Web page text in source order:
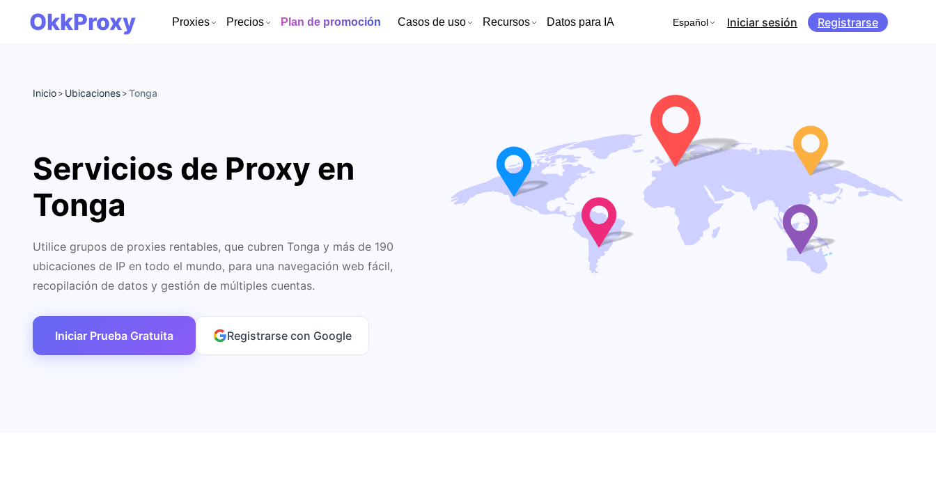
OkkProxy Proxies Precios Plan de promoción Casos de uso Recursos Datos para IA Español Iniciar sesión Registrarse
Inicio > Ubicaciones > Tonga
Servicios de Proxy en
Tonga
Utilice grupos de proxies rentables, que cubren Tonga y más de 190
ubicaciones de IP en todo el mundo, para una navegación web fácil,
recopilación de datos y gestión de múltiples cuentas.
Iniciar Prueba Gratuita Registrarse con Google